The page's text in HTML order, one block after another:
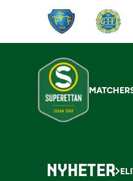
MATCHER
NYHETER